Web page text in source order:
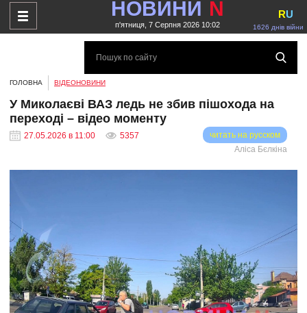
НОВИНИ N
п'ятниця, 7 Серпня 2026 10:02 1626 днів війни
RU
ГОЛОВНА ВІДЕОНОВИНИ
У Миколаєві ВАЗ ледь не збив пішохода на
переході – відео моменту
27.05.2026 в 11:00 5357
читать на русском
Аліса Бєлкіна